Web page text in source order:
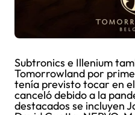
Subtronics e Illenium
Tomorrowland por
tenía previsto tocar en
canceló debido a la
destacados se incluyen